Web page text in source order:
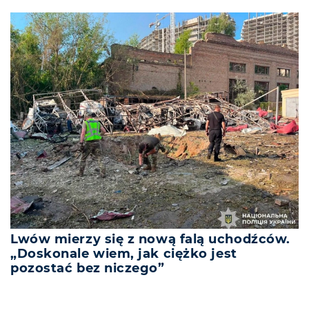
Lwów mierzy się z nową falą uchodźców.
„Doskonale wiem, jak ciężko jest
pozostać bez niczego”